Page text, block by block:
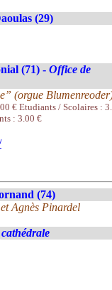
(29)
(71) - Office de
(orgue
€ Etudiants / Scolaires :
: 3.00 €
(74)
Agnès Pinardel
cathédrale